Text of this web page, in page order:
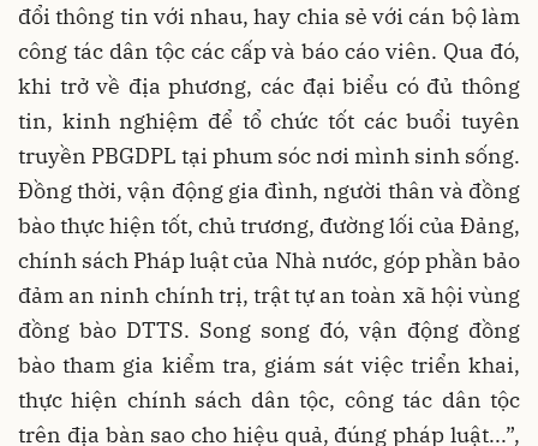
đổi thông tin với nhau, hay chia sẻ với cán bộ làm
công tác dân tộc các cấp và báo cáo viên. Qua đó,
khi trở về địa phương, các đại biểu có đủ thông
tin, kinh nghiệm để tổ chức tốt các buổi tuyên
truyền PBGDPL tại phum sóc nơi mình sinh sống.
Đồng thời, vận động gia đình, người thân và đồng
bào thực hiện tốt, chủ trương, đường lối của Đảng,
chính sách Pháp luật của Nhà nước, góp phần bảo
đảm an ninh chính trị, trật tự an toàn xã hội vùng
đồng bào DTTS. Song song đó, vận động đồng
bào tham gia kiểm tra, giám sát việc triển khai,
thực hiện chính sách dân tộc, công tác dân tộc
trên địa bàn sao cho hiệu quả, đúng pháp luật...”,